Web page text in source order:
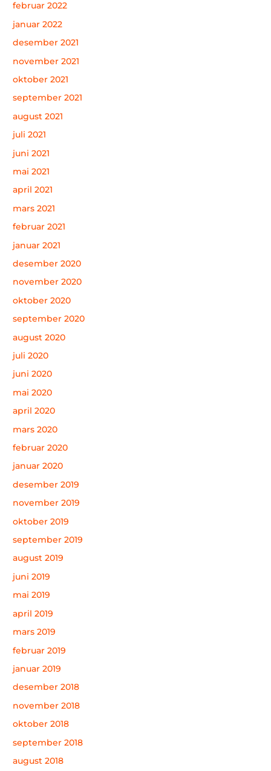
februar 2022
januar 2022
desember 2021
november 2021
oktober 2021
september 2021
august 2021
juli 2021
juni 2021
mai 2021
april 2021
mars 2021
februar 2021
januar 2021
desember 2020
november 2020
oktober 2020
september 2020
august 2020
juli 2020
juni 2020
mai 2020
april 2020
mars 2020
februar 2020
januar 2020
desember 2019
november 2019
oktober 2019
september 2019
august 2019
juni 2019
mai 2019
april 2019
mars 2019
februar 2019
januar 2019
desember 2018
november 2018
oktober 2018
september 2018
august 2018